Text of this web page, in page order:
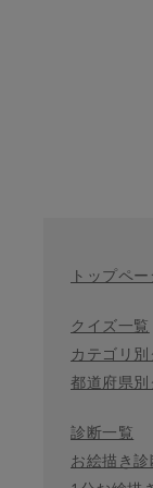
トップペー
クイズ一覧
カテゴリ
都道府県
診断一覧
お絵描き